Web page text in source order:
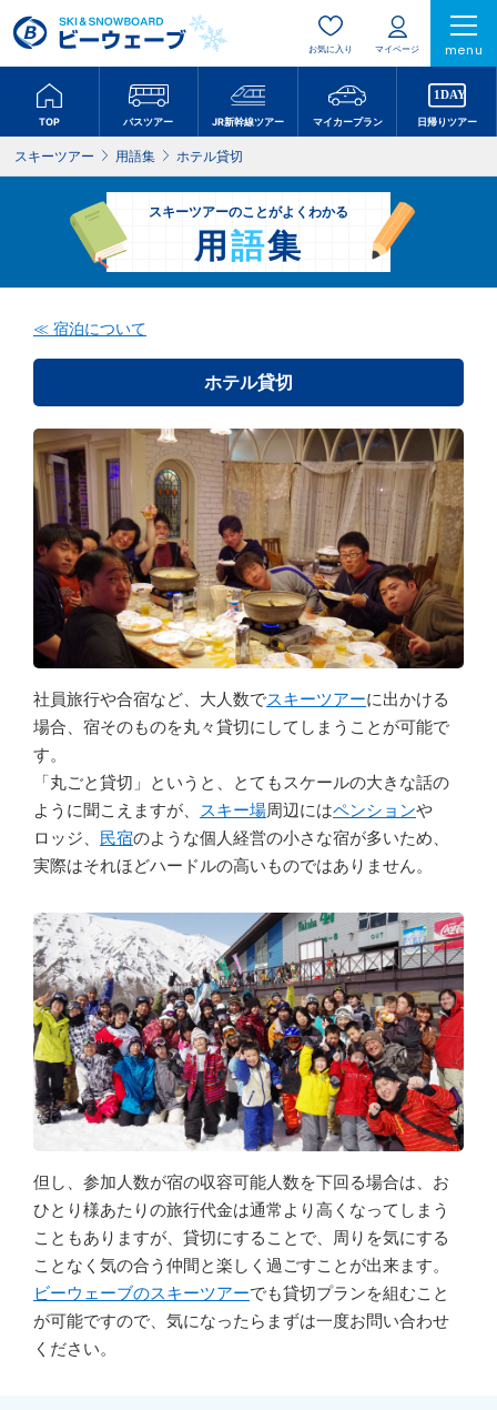
お気に入り マイページ menu
TOP バスツアー JR新幹線ツアー マイカープラン 日帰りツアー
スキーツアー 用語集 ホテル貸切
スキーツアーのことがよくわかる
用 語集
≪ 宿泊について
ホテル貸切
社員旅行や合宿など、大人数でスキーツアーに出かける
場合、宿そのものを丸々貸切にしてしまうことが可能で
す。
「丸ごと貸切」というと、とてもスケールの大きな話の
ように聞こえますが、
スキー場周辺にはペンションや
ロッジ、 民宿のような個人経営の小さな宿が多いため、
実際はそれほどハードルの高いものではありません。
但し、参加人数が宿の収容可能人数を下回る場合は、お
ひとり様あたりの旅行代金は通常より高くなってしまう
こともありますが、貸切にすることで、周りを気にする
ことなく気の合う仲間と楽しく過ごすことが出来ます。
ビーウェーブのスキーツアーでも貸切プランを組むこと
が可能ですので、気になったらまずは一度お問い合わせ
ください。